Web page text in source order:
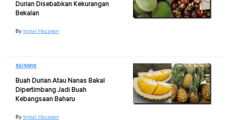
Durian Disebabkan Kekurangan
Bekalan
By Iqmal Hazzwan
SEISMIK
Buah Durian Atau Nanas Bakal
Dipertimbang Jadi Buah
Kebangsaan Baharu
By Iqmal Hazzwan